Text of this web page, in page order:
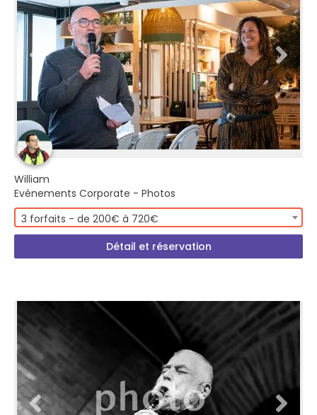
William
Evénements Corporate - Photos
3 forfaits - de 200€ à 720€
Détail et réservation